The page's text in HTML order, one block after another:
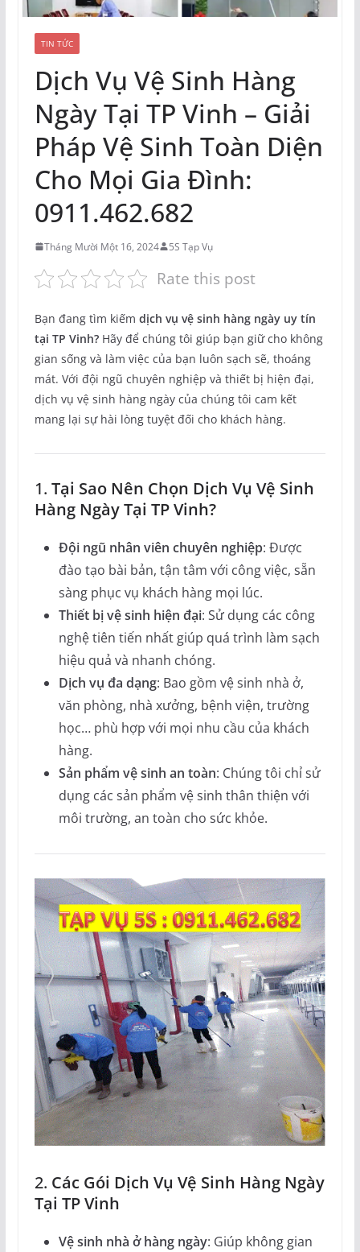
TIN TỨC
Dịch Vụ Vệ Sinh Hàng
Ngày Tại TP Vinh – Giải
Pháp Vệ Sinh Toàn Diện
Cho Mọi Gia Đình:
0911.462.682
Tháng Mười Một 16, 2024 5S Tạp Vụ
Rate this post
Bạn đang tìm kiếm dịch vụ vệ sinh hàng ngày uy tín
tại TP Vinh?Hãy để chúng tôi giúp bạn giữ cho không
gian sống và làm việc của bạn luôn sạch sẽ, thoáng
mát. Với đội ngũ chuyên nghiệp và thiết bị hiện đại,
dịch vụ vệ sinh hàng ngày của chúng tôi cam kết
mang lại sự hài lòng tuyệt đối cho khách hàng.
1. Tại Sao Nên Chọn Dịch Vụ Vệ Sinh
Hàng Ngày Tại TP Vinh?
Đội ngũ nhân viên chuyên nghiệp: Được
đào tạo bài bản, tận tâm với công việc, sẵn
sàng phục vụ khách hàng mọi lúc.
Thiết bị vệ sinh hiện đại: Sử dụng các công
nghệ tiên tiến nhất giúp quá trình làm sạch
hiệu quả và nhanh chóng.
Dịch vụ đa dạng: Bao gồm vệ sinh nhà ở,
văn phòng, nhà xưởng, bệnh viện, trường
học… phù hợp với mọi nhu cầu của khách
hàng.
Sản phẩm vệ sinh an toàn: Chúng tôi chỉ sử
dụng các sản phẩm vệ sinh thân thiện với
môi trường, an toàn cho sức khỏe.
2. Các Gói Dịch Vụ Vệ Sinh Hàng Ngày
Tại TP Vinh
Vệ sinh nhà ở hàng ngày: Giúp không gian